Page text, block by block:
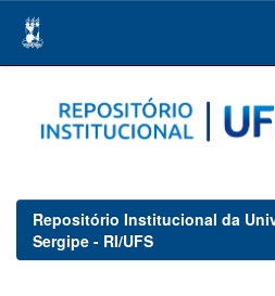
navigation
Repositório Institucional da
Sergipe - RI/UFS